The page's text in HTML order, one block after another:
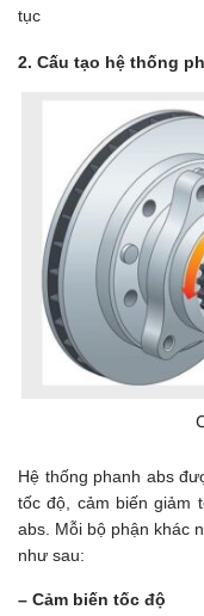
tục
2. Cấu tạo hệ thống
Hệ thống phanh abs
tốc độ, cảm biến giảm
abs. Mỗi bộ phận khác
như sau:
– Cảm biến tốc độ